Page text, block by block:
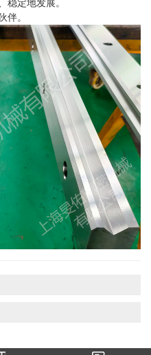
稳定地发展。
伴。